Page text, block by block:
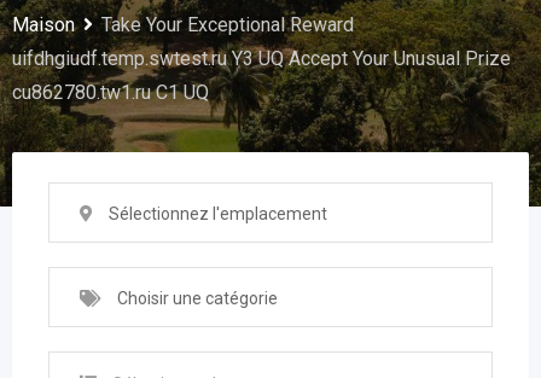
Maison
Take Your Exceptional Reward
uifdhgiudf.temp.swtest.ru Y3 UQ Accept Your Unusual Prize
cu862780.tw1.ru C1 UQ
Sélectionnez l'emplacement
Choisir une catégorie